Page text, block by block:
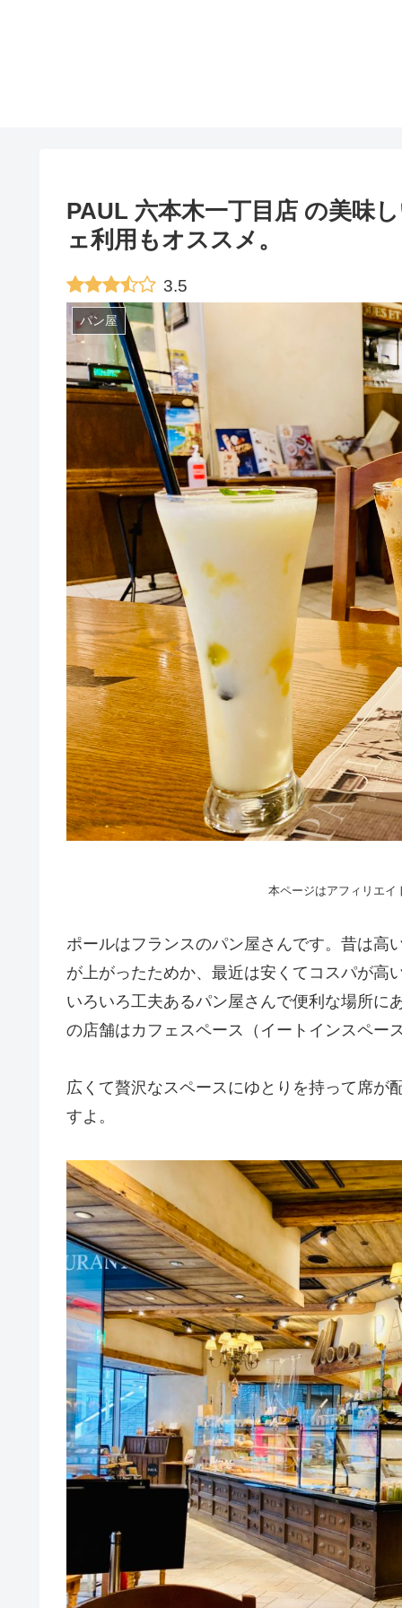
PAUL 六本木一丁目店 の美味
ェ利用もオススメ。
3.5
パン屋
本ページはアフィリエイ
ポールはフランスのパン屋さんです。昔は高
が上がったためか、最近は安くてコスパが高
いろいろ工夫あるパン屋さんで便利な場所に
の店舗はカフェスペース（イートインスペー
広くて贅沢なスペースにゆとりを持って席が
すよ。